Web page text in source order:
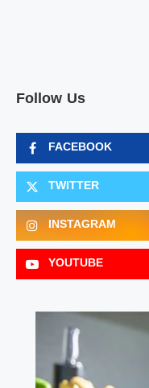
Follow Us
FACEBOOK
TWITTER
INSTAGRAM
YOUTUBE